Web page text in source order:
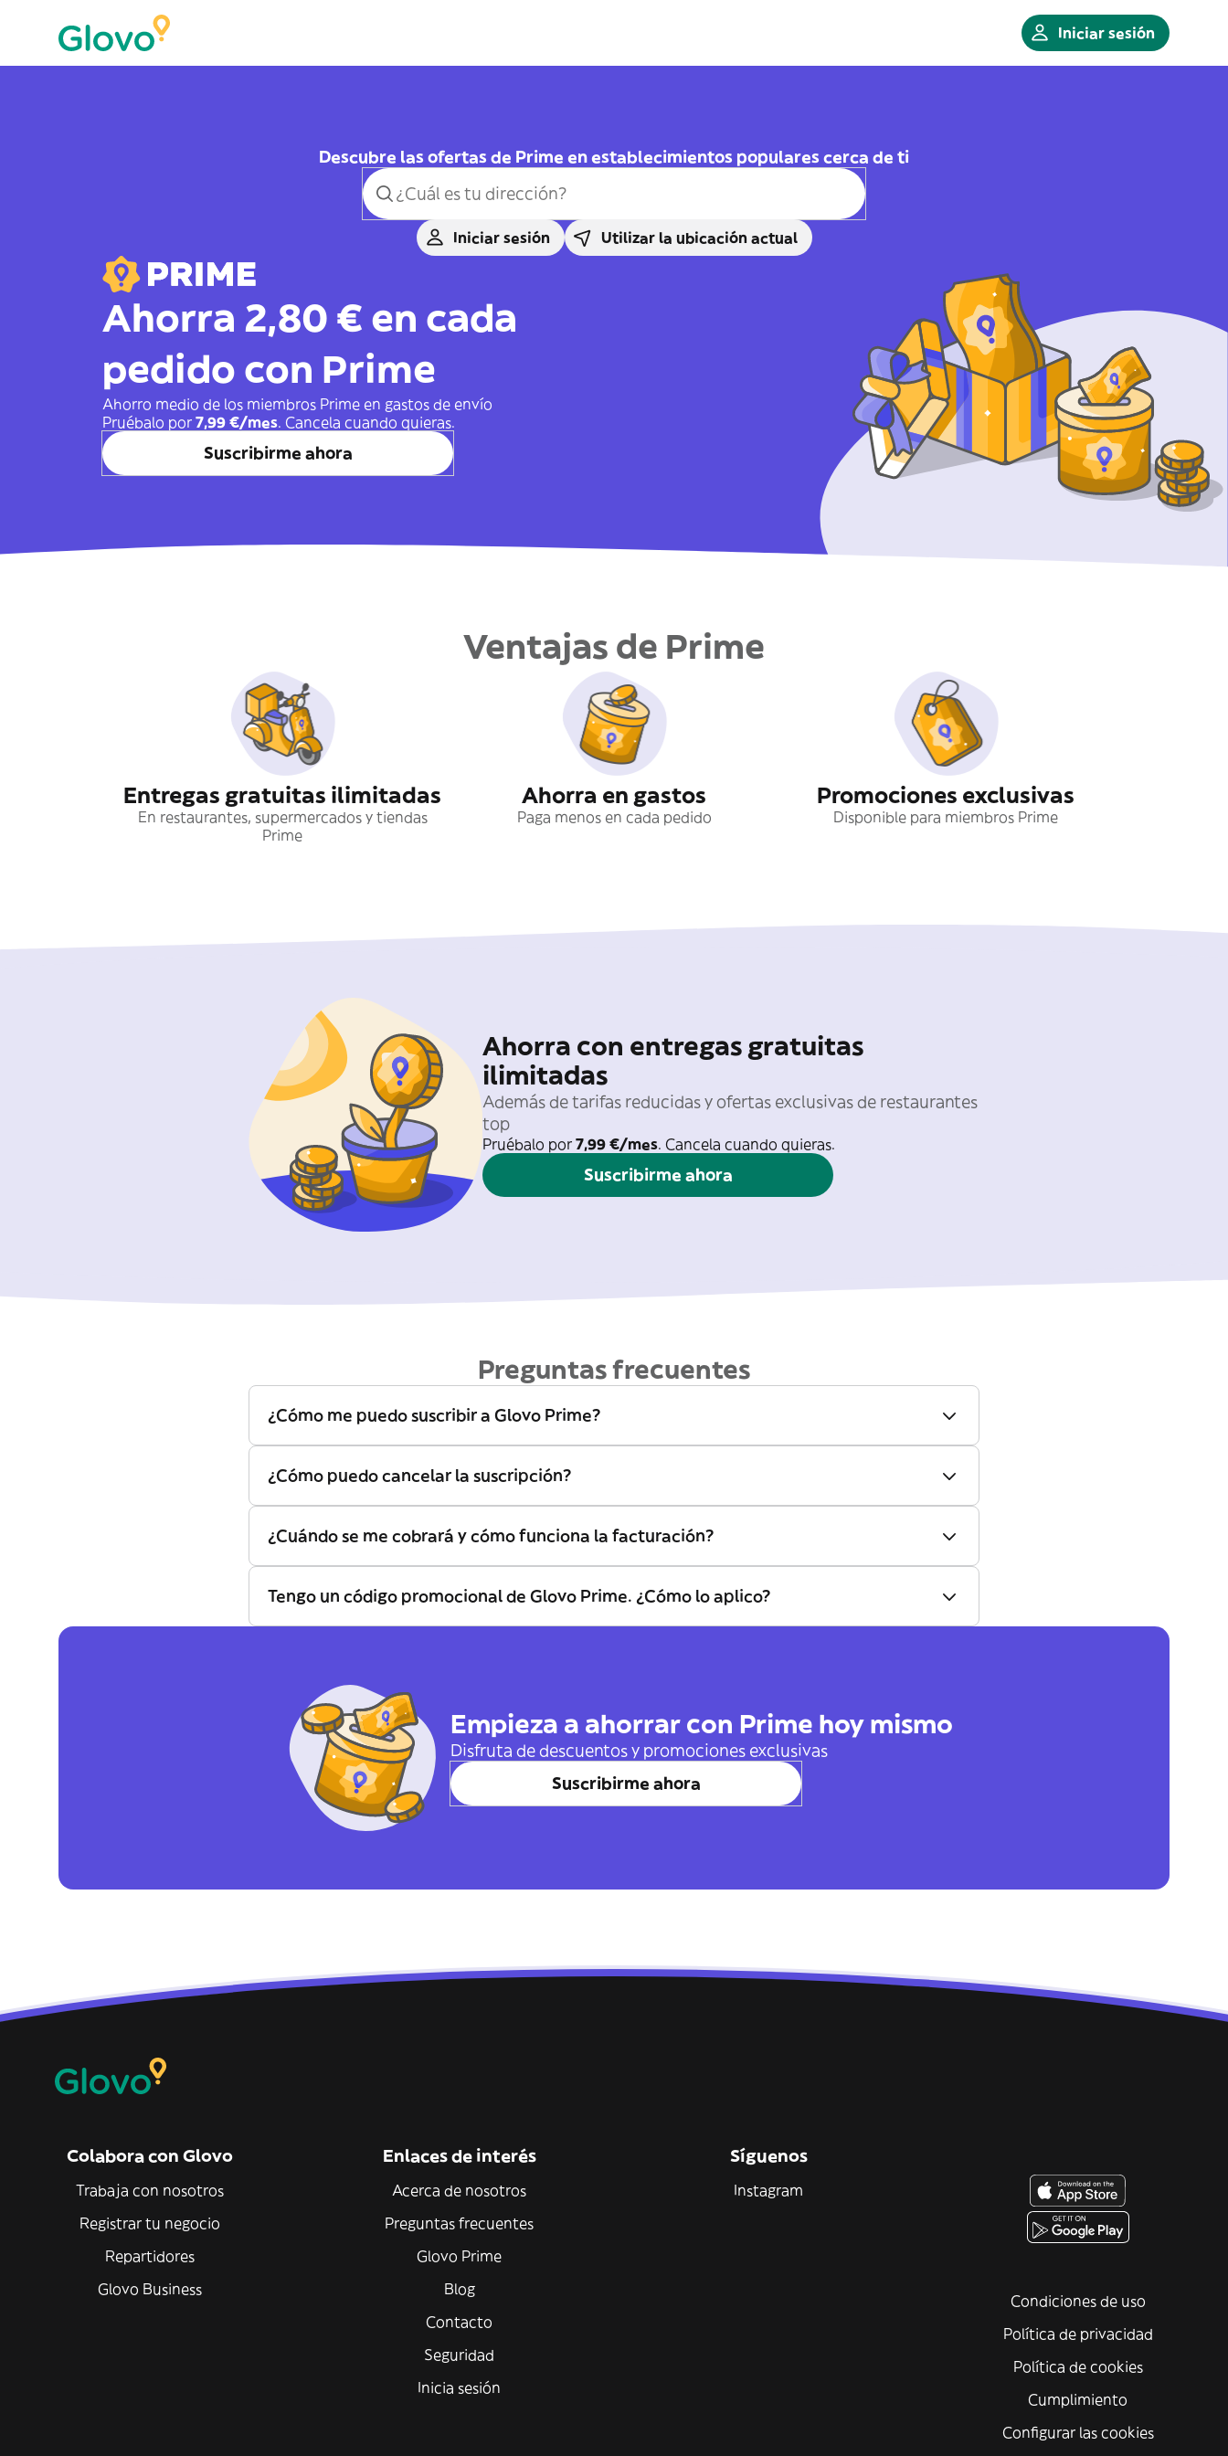
Iniciar sesión
Descubre las ofertas de Prime en establecimientos populares cerca de ti
Iniciar sesión Utilizar la ubicación actual
Ahorra 2,80 € en cada
pedido con Prime
Ahorro medio de los miembros Prime en gastos de envío
Pruébalo por 7,99 €/mes. Cancela cuando quieras.
Suscribirme ahora
Ventajas de Prime
Entregas gratuitas ilimitadas
En restaurantes, supermercados y tiendas
Prime
Ahorra en gastos
Paga menos en cada pedido
Promociones exclusivas
Disponible para miembros Prime
Ahorra con entregas gratuitas
ilimitadas
Además de tarifas reducidas y ofertas exclusivas de restaurantes
top
Pruébalo por 7,99 €/mes. Cancela cuando quieras.
Suscribirme ahora
Preguntas frecuentes
¿Cómo me puedo suscribir a Glovo Prime?
¿Cómo puedo cancelar la suscripción?
¿Cuándo se me cobrará y cómo funciona la facturación?
Tengo un código promocional de Glovo Prime. ¿Cómo lo aplico?
Empieza a ahorrar con Prime hoy mismo
Disfruta de descuentos y promociones exclusivas
Suscribirme ahora
Colabora con Glovo
Trabaja con nosotros
Registrar tu negocio
Repartidores
Glovo Business
Enlaces de interés
Acerca de nosotros
Preguntas frecuentes
Glovo Prime
Blog
Contacto
Seguridad
Inicia sesión
Síguenos
Instagram
Condiciones de uso
Política de privacidad
Política de cookies
Cumplimiento
Configurar las cookies